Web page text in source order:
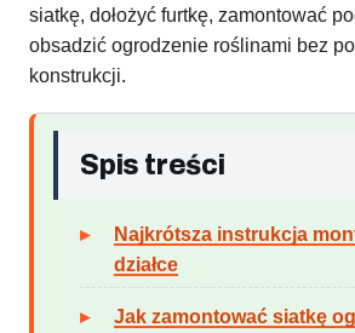
siatkę, dołożyć furtkę, zamontować
obsadzić ogrodzenie roślinami bez
konstrukcji.
Spis treści
Najkrótsza instrukcja
działce
Jak zamontować siatkę